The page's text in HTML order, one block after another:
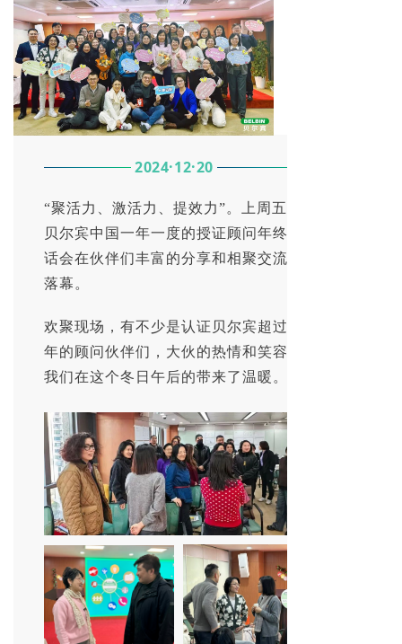
2024·12·20
“聚活力、激活力、提效力”。上周五，
贝尔宾中国一年一度的授证顾问年终茶
话会在伙伴们丰富的分享和相聚交流中
落幕。
欢聚现场，有不少是认证贝尔宾超过十
年的顾问伙伴们，大伙的热情和笑容为
我们在这个冬日午后的带来了温暖。